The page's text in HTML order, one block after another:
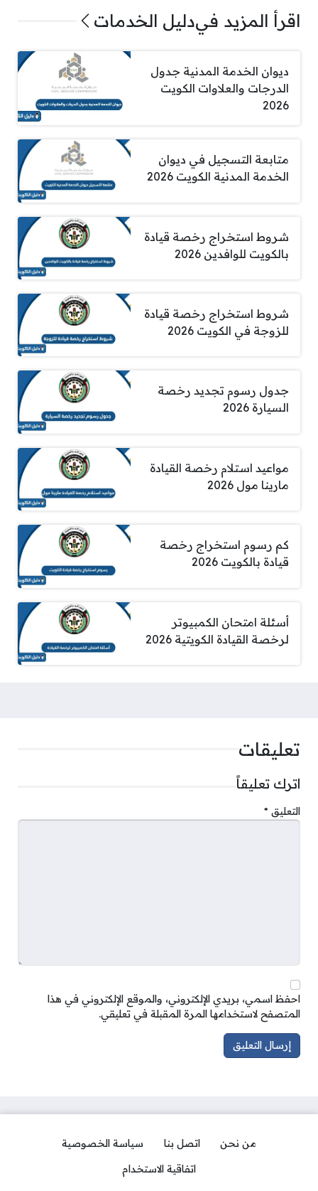
اقرأ المزيد فيدليل الخدمات
ديوان الخدمة المدنية جدول
الدرجات والعلاوات الكويت
2026
متابعة التسجيل في ديوان
الخدمة المدنية الكويت 2026
شروط استخراج رخصة قيادة
بالكويت للوافدين 2026
شروط استخراج رخصة قيادة
للزوجة في الكويت 2026
جدول رسوم تجديد رخصة
السيارة 2026
مواعيد استلام رخصة القيادة
مارينا مول 2026
كم رسوم استخراج رخصة
قيادة بالكويت 2026
أسئلة امتحان الكمبيوتر
لرخصة القيادة الكويتية 2026
تعليقات
اترك تعليقاً
التعليق *
احفظ اسمي، بريدي الإلكتروني، والموقع الإلكتروني في هذا
المتصفح لاستخدامها المرة المقبلة في تعليقي.
من نحن اتصل بنا
سياسة الخصوصية
اتفاقية الاستخدام